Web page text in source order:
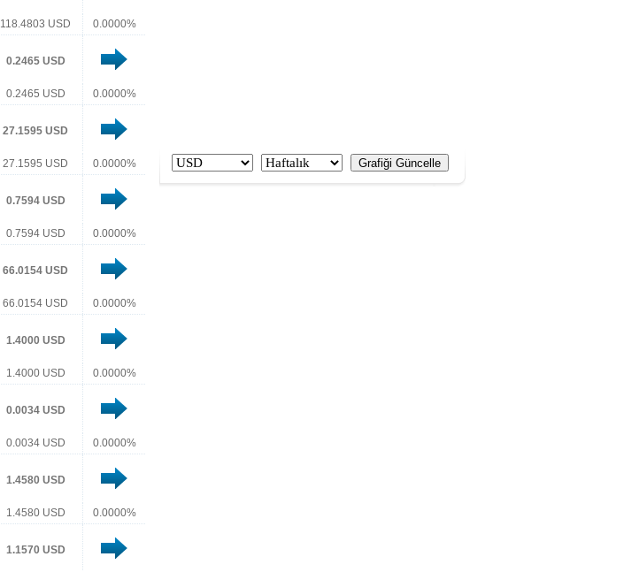
118.4803 USD 0.0000%
0.2465 USD
0.2465 USD 0.0000%
27.1595 USD
27.1595 USD 0.0000%
0.7594 USD
0.7594 USD 0.0000%
66.0154 USD
66.0154 USD 0.0000%
1.4000 USD
1.4000 USD 0.0000%
0.0034 USD
0.0034 USD 0.0000%
1.4580 USD
1.4580 USD 0.0000%
1.1570 USD